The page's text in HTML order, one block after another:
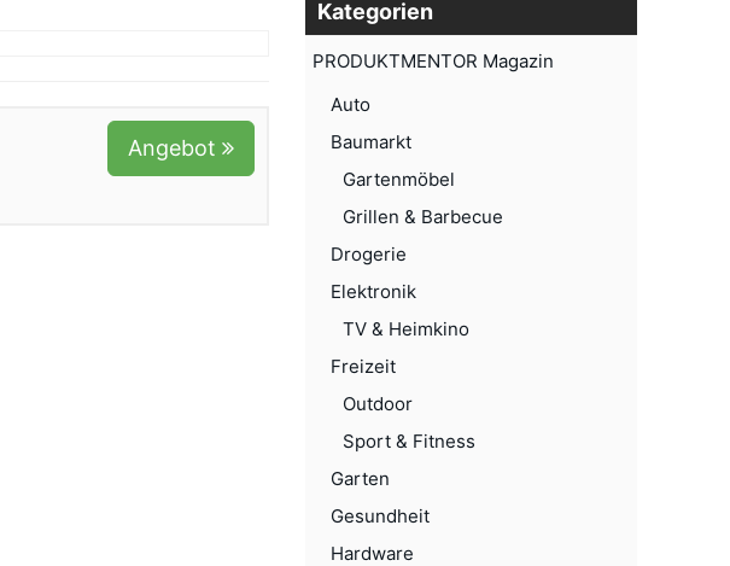
Angebot
Kategorien
PRODUKTMENTOR Magazin
Auto
Baumarkt
Gartenmöbel
Grillen & Barbecue
Drogerie
Elektronik
TV & Heimkino
Freizeit
Outdoor
Sport & Fitness
Garten
Gesundheit
Hardware